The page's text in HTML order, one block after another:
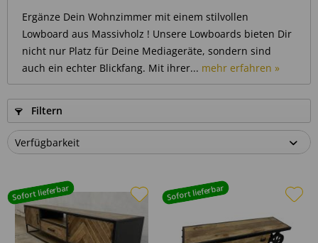
Ergänze Dein Wohnzimmer mit einem stilvollen
Lowboard aus Massivholz ! Unsere Lowboards bieten Dir
nicht nur Platz für Deine Mediageräte, sondern sind
auch ein echter Blickfang. Mit ihrer... mehr erfahren »
Filtern
Sofort lieferbar Sofort lieferbar